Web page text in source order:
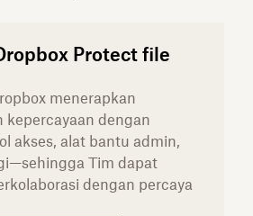
Protect file
menerapkan
kepercayaan dengan
akses, alat bantu admin,
Tim dapat
dengan percaya